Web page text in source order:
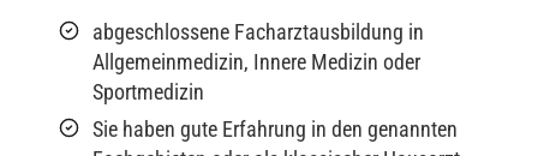
abgeschlossene Facharztausbildung in
Allgemeinmedizin, Innere Medizin oder
Sportmedizin
Sie haben gute Erfahrung in den genannten